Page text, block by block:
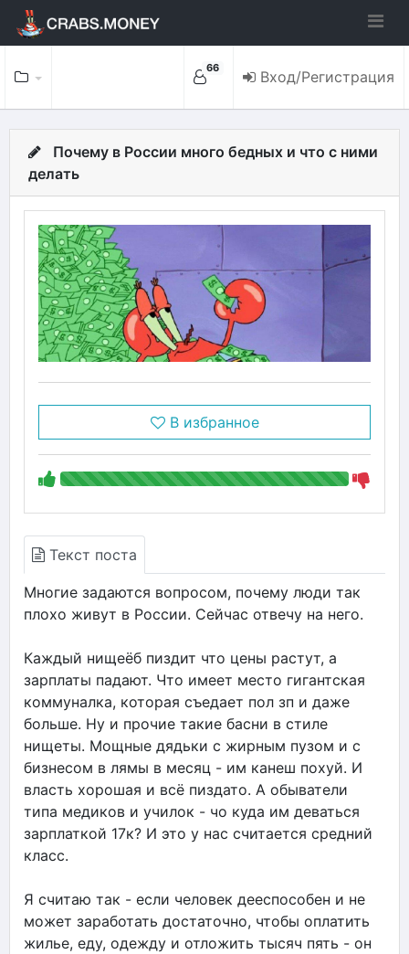
66 Вход/Регистрация
Почему в России много бедных и что с ними
делать
В избранное
Текст поста
Многие задаются вопросом, почему люди так
плохо живут в России. Сейчас отвечу на него.
Каждый нищеёб пиздит что цены растут, а
зарплаты падают. Что имеет место гигантская
коммуналка, которая съедает пол зп и даже
больше. Ну и прочие такие басни в стиле
нищеты. Мощные дядьки с жирным пузом и с
бизнесом в лямы в месяц - им канеш похуй. И
власть хорошая и всё пиздато. А обыватели
типа медиков и училок - чо куда им деваться
зарплаткой 17к? И это у нас считается средний
класс.
Я считаю так - если человек дееспособен и не
может заработать достаточно, чтобы оплатить
жилье, еду, одежду и отложить тысяч пять - он